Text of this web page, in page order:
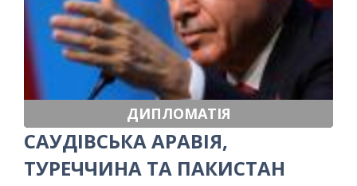
ДИПЛОМАТІЯ
САУДІВСЬКА АРАВІЯ,
ТУРЕЧЧИНА ТА ПАКИСТАН